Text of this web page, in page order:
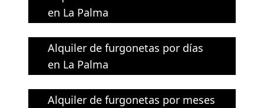
en La Palma
Alquiler de furgonetas por días
en La Palma
Alquiler de furgonetas por meses